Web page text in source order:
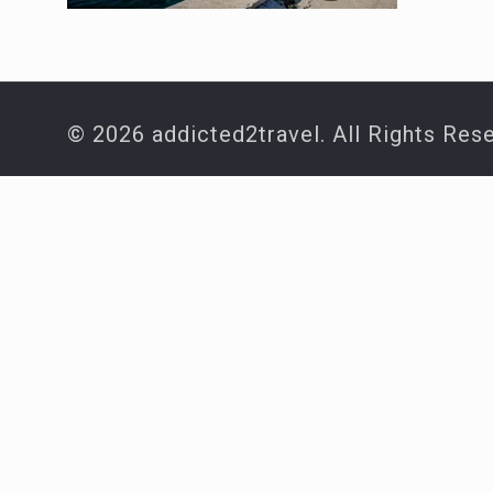
© 2026 addicted2travel. All Rights